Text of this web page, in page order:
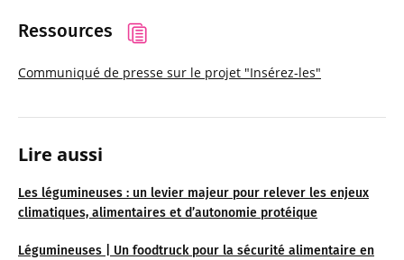
Ressources
Communiqué de presse sur le projet "Insérez-les"
Lire aussi
Les légumineuses : un levier majeur pour relever les enjeux
climatiques, alimentaires et d’autonomie protéique
Légumineuses | Un foodtruck pour la sécurité alimentaire en